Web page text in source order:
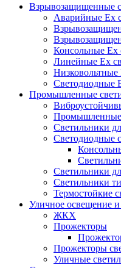
Взрывозащищенные
Аварийные Ex
Консольные Ех
Линейные Ex
Низковольтные
Светодиодные
Промышленные
Светильники
Светодиодные
Светильники
Светильники
Термостойкие
Уличное освещение
ЖКХ
Прожекторы
Прожекторы
Уличные